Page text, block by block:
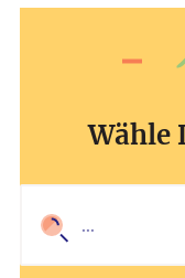
Wähle